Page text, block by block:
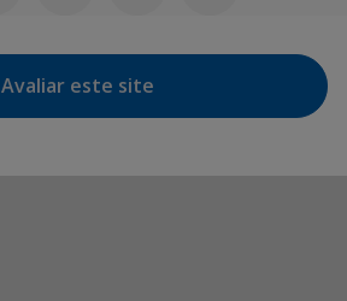
Avaliar este site